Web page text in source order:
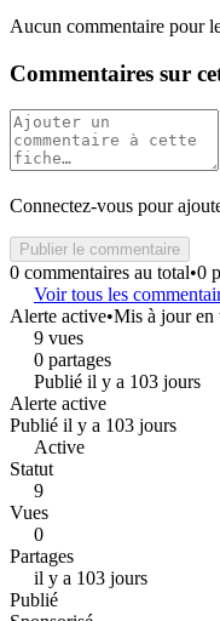
Aucun commentaire pour
Commentaires sur
Connectez-vous pour
Publier le commentaire
0 commentaires au total•0
Voir tous les
Alerte active•Mis à jour en
9 vues
0 partages
Publié il y a 103 jours
Alerte active
Publié il y a 103 jours
Active
Statut
9
Vues
0
Partages
il y a 103 jours
Publié